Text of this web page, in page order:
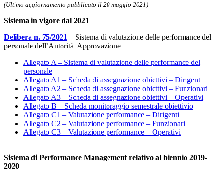
(Ultimo aggiornamento pubblicato il 20 maggio 2021)
Sistema in vigore dal 2021
Delibera n. 75/2021 – Sistema di valutazione delle performance del
personale dell’Autorità. Approvazione
Allegato A – Sistema di valutazione delle performance del
personale
Allegato A1 – Scheda di assegnazione obiettivi – Dirigenti
Allegato A2 – Scheda di assegnazione obiettivi – Funzionari
Allegato A3 – Scheda di assegnazione obiettivi – Operativi
Allegato B – Scheda monitoraggio semestrale obiettivio
Allegato C1 – Valutazione performance – Dirigenti
Allegato C2 – Valutazione performance – Funzionari
Allegato C3 – Valutazione performance – Operativi
Sistema di Performance Management relativo al biennio 2019-
2020